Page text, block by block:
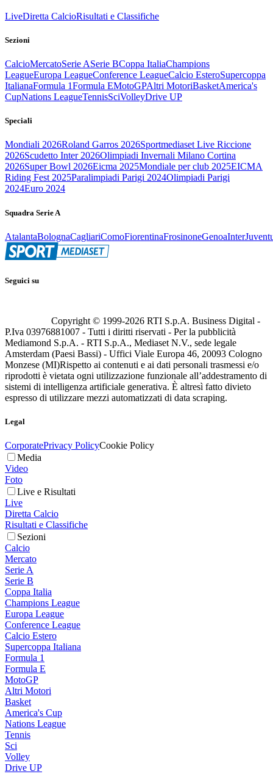
LiveDiretta CalcioRisultati e Classifiche
Sezioni
CalcioMercatoSerie ASerie BCoppa ItaliaChampions
LeagueEuropa LeagueConference LeagueCalcio EsteroSupercoppa
ItalianaFormula 1Formula EMotoGPAltri MotoriBasketAmerica's
CupNations LeagueTennisSciVolleyDrive UP
Speciali
Mondiali 2026Roland Garros 2026Sportmediaset Live Riccione
2026Scudetto Inter 2026Olimpiadi Invernali Milano Cortina
2026Super Bowl 2026Eicma 2025Mondiale per club 2025EICMA
Riding Fest 2025Paralimpiadi Parigi 2024Olimpiadi Parigi
2024Euro 2024
Squadra Serie A
AtalantaBolognaCagliariComoFiorentinaFrosinoneGenoaInter
Seguici su
Copyright © 1999-2026 RTI S.p.A. Business Digital -
P.Iva 03976881007 - Tutti i diritti riservati - Per la pubblicità
Mediamond S.p.A. - RTI S.p.A., Mediaset N.V., sede legale
Amsterdam (Paesi Bassi) - Uffici Viale Europa 46, 20093 Cologno
Monzese (MI)Rispetto ai contenuti e ai dati personali trasmessi e/o
riprodotti è vietata ogni utilizzazione funzionale all’addestramento di
sistemi di intelligenza artificiale generativa. È altresì fatto divieto
espresso di utilizzare mezzi automatizzati di data scraping.
Legal
CorporatePrivacy PolicyCookie Policy
Media
Video
Foto
Live e Risultati
Live
Diretta Calcio
Risultati e Classifiche
Sezioni
Calcio
Mercato
Serie A
Serie B
Coppa Italia
Champions League
Europa League
Conference League
Calcio Estero
Supercoppa Italiana
Formula 1
Formula E
MotoGP
Altri Motori
Basket
America's Cup
Nations League
Tennis
Sci
Volley
Drive UP